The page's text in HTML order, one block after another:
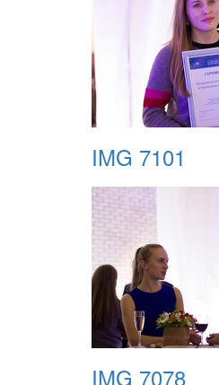
IMG 7101
IMG 7078